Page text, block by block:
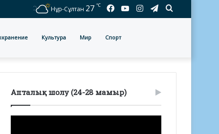
Іздеу
Telegram
Instagram
YouTube
Facebook
Нұр-Сұлтан 27 ℃
Культура Мир Спорт
Апталық шолу (24-28 мамыр)